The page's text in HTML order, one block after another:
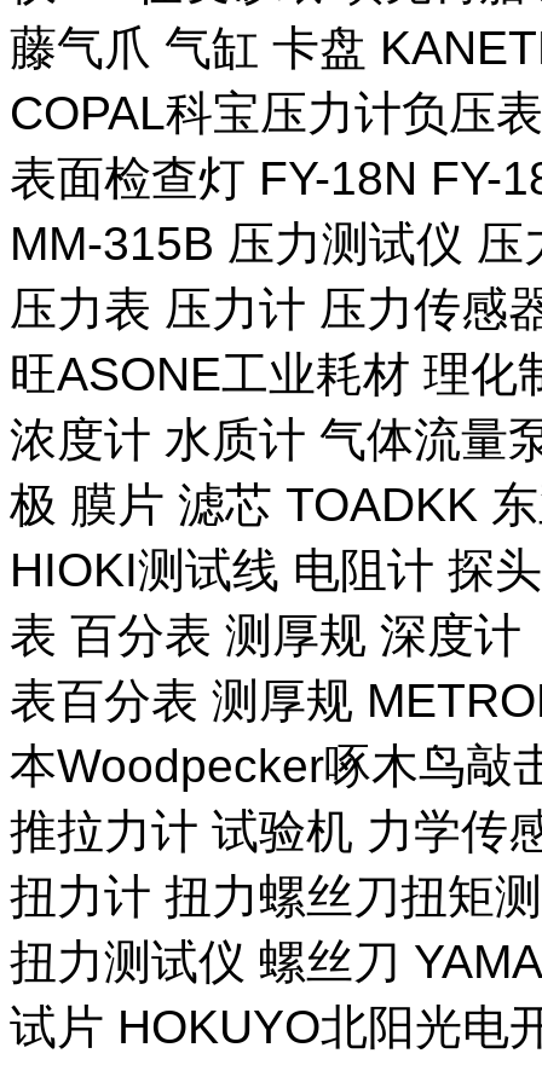
藤气爪 气缸 卡盘
COPAL科宝压力计负压
表面检查灯 FY-18N FY-
MM-315B 压力测试仪
压力表 压力计 压力传感
旺ASONE工业耗材 理化
浓度计 水质计 气体流量
极 膜片 滤芯 TOADKK
HIOKI测试线 电阻计 探
表 百分表 测厚规 深度
表百分表 测厚规
本Woodpecker啄木鸟敲
推拉力计 试验机 力学传
扭力计 扭力螺丝刀扭矩
扭力测试仪 螺丝刀
试片 HOKUYO北阳光电